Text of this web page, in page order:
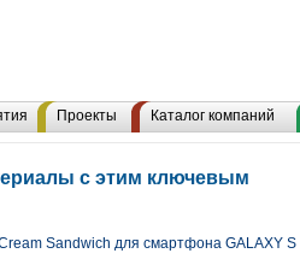
Проекты Каталог компаний
с этим ключевым
Sandwich для смартфона GALAXY S II